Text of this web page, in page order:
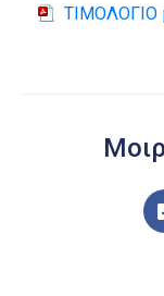
ΤΙΜΟΛΟΓΙΟ